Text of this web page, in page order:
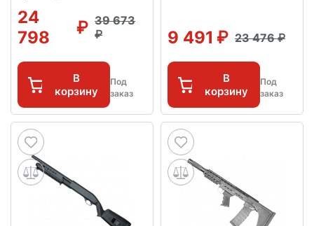
24
798
39 673
В
корзину
Под
заказ
9 491 23 476
В
корзину
Под
заказ